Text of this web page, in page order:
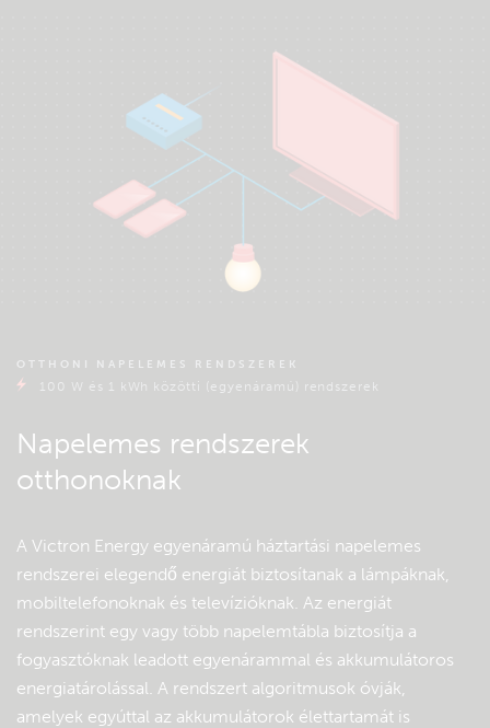
OTTHONI NAPELEMES RENDSZEREK
100 W és 1 kWh közötti (egyenáramú) rendszerek
Napelemes rendszerek
otthonoknak
A Victron Energy egyenáramú háztartási napelemes
rendszerei elegendő energiát biztosítanak a lámpáknak,
mobiltelefonoknak és televízióknak. Az energiát
rendszerint egy vagy több napelemtábla biztosítja a
fogyasztóknak leadott egyenárammal és akkumulátoros
energiatárolással. A rendszert algoritmusok óvják,
amelyek egyúttal az akkumulátorok élettartamát is